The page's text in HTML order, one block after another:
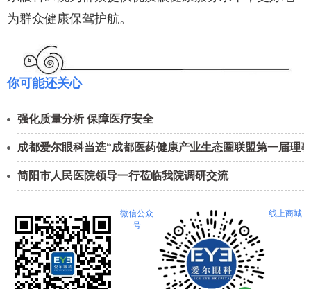
为群众健康保驾护航。
你可能还关心
强化质量分析 保障医疗安全
成都爱尔眼科当选“成都医药健康产业生态圈联盟第一届理
简阳市人民医院领导一行莅临我院调研交流
微信公众
号
线上商城